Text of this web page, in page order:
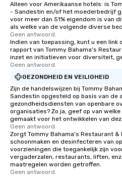
Alleen voor Amerikaanse hotels: is
- Sandestin en/of het moederbedrijf
voor meer dan 51% eigendom is van
als welke van de volgende diverse
Geen antwoord.
Indien van toepassing, kunt u een link
rapport van Tommy Bahama's
inzet en initiatieven voor diversiteit,
Geen antwoord.
GEZONDHEID EN VEILIGHEID
Zijn de handelswijzen bij Tommy
Sandestin opgesteld op basis van de
gezondheidsdiensten van openbare
organisaties? Zo ja, geef op van
gemaakt voor het ontwikkelen van
Geen antwoord.
Zorgt Tommy Bahama's Restaurant
schoonmaken en desinfecteren van
voorzieningen die toegankelijk zijn
vergaderzalen, restaurants, liften,
maatregelen worden getroffen.
Geen antwoord.